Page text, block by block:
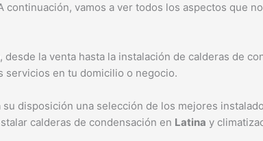
continuación, vamos a ver todos los aspectos que
la venta hasta la instalación de calderas de
servicios en tu domicilio o negocio.
su disposición una selección de los mejores
calderas de condensación en Latina y